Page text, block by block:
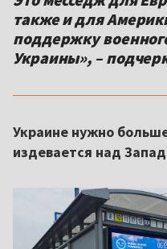
также и для
поддержку
Украины», –
Украине нужно
издевается над